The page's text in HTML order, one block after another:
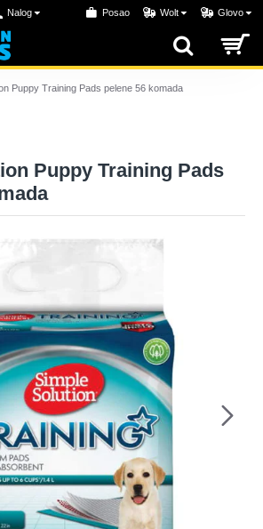
Nalog Posao Wolt Glovo
Puppy Training Pads pelene 56 komada
Puppy Training Pads